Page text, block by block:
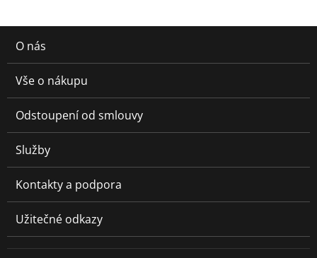
O nás
Vše o nákupu
Odstoupení od smlouvy
Služby
Kontakty a podpora
Užitečné odkazy